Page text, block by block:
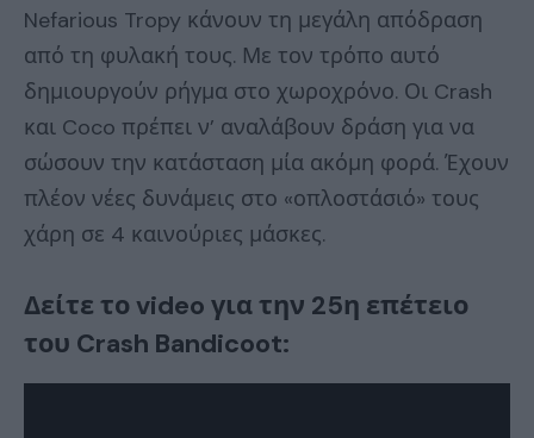
Nefarious Tropy κάνουν τη μεγάλη απόδραση
από τη φυλακή τους. Με τον τρόπο αυτό
δημιουργούν ρήγμα στο χωροχρόνο. Οι Crash
και Coco πρέπει ν’ αναλάβουν δράση για να
σώσουν την κατάσταση μία ακόμη φορά. Έχουν
πλέον νέες δυνάμεις στο «οπλοστάσιό» τους
χάρη σε 4 καινούριες μάσκες.
Δείτε το video για την 25η επέτειο
του Crash Bandicoot: